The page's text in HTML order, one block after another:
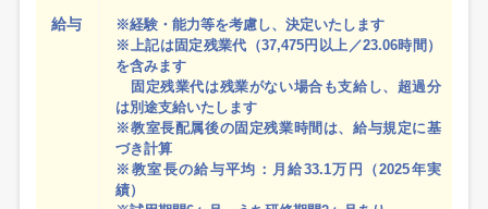
給与
※経験・能力等を考慮し、決定いたします
※上記は固定残業代（37,475円以上／23.06時間）
を含みます
固定残業代は残業がない場合も支給し、超過分
は別途支給いたします
※教室長配属後の固定残業時間は、給与規定に基
づき計算
※教室長の給与平均：月給33.1万円（2025年実
績）